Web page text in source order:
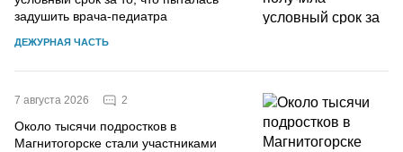
задушить врача-педиатра
ДЕЖУРНАЯ ЧАСТЬ
7 августа 2026 2
Около тысячи подростков в
Магнитогорске стали участниками